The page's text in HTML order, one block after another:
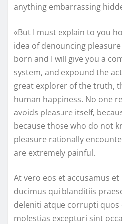
anything embarrassing
«But I must explain to you
idea of denouncing
born and I will give you a
system, and expound the
great explorer of the truth,
human happiness. No one
avoids pleasure itself,
because those who do not
pleasure rationally
are extremely painful.
At vero eos et accusamus
ducimus qui blanditiis
deleniti atque corrupti quos
molestias excepturi sint